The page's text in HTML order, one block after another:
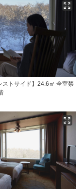
ストサイド】24.6㎡ 全室禁